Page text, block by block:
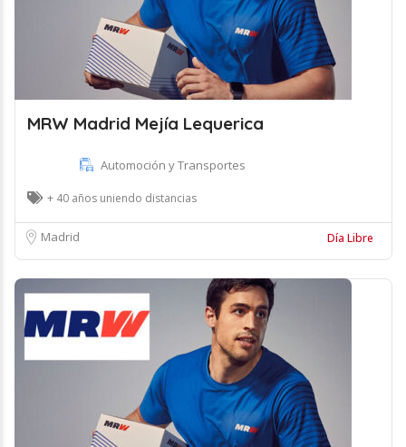
MRW Madrid Mejía Lequerica
Automoción y Transportes
+ 40 años uniendo distancias
Madrid Día Libre